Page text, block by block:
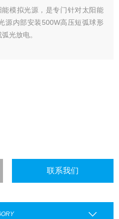
能模拟光源，是专门针对太阳能
源内部安装500W高压短弧球形
光放电。
联系我们